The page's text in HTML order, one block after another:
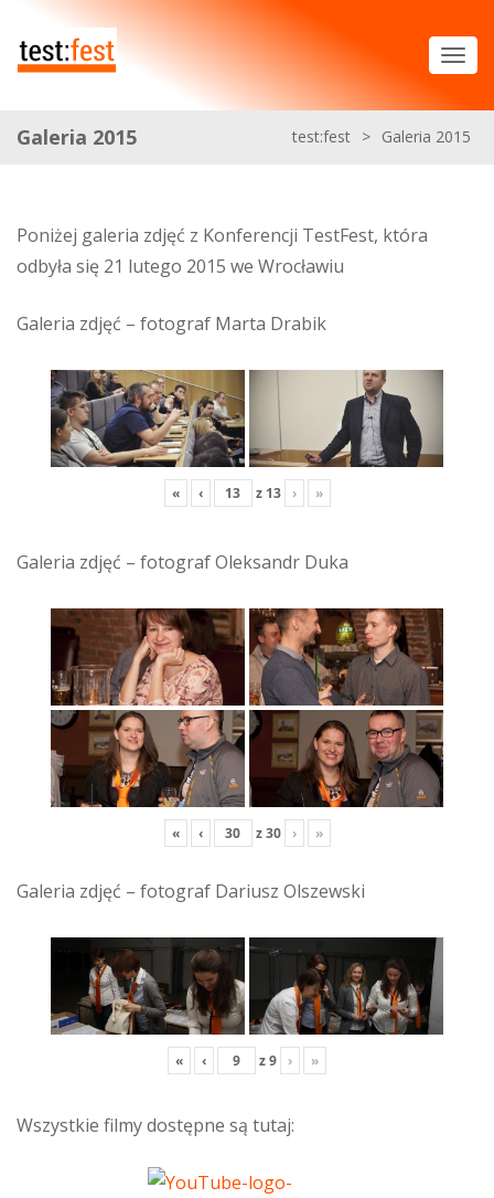
Galeria 2015 test:fest > Galeria 2015
Poniżej galeria zdjęć z Konferencji TestFest, która
odbyła się 21 lutego 2015 we Wrocławiu
Galeria zdjęć – fotograf Marta Drabik
« ‹ z 13 › »
Galeria zdjęć – fotograf Oleksandr Duka
« ‹ z30 › »
Galeria zdjęć – fotograf Dariusz Olszewski
« ‹ z9 › »
Wszystkie filmy dostępne są tutaj: